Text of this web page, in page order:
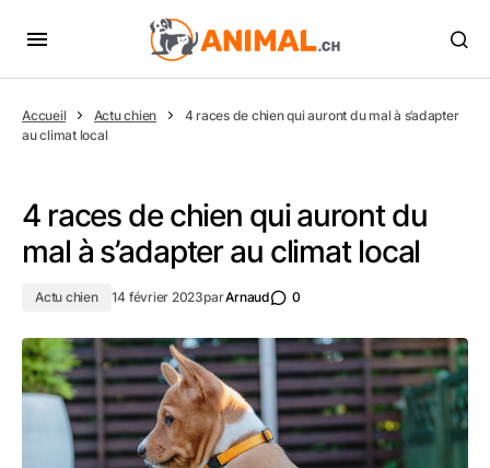
Accueil Actu chien
4 races de chien qui auront du mal à s’adapter
au climat local
4 races de chien qui auront du
mal à s’adapter au climat local
Actu chien 14 février 2023parArnaud 0